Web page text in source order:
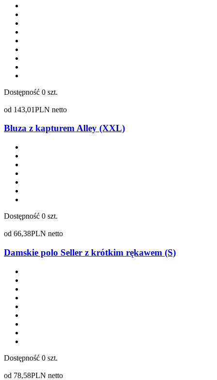
Dostępność 0 szt.
od 143,01PLN netto
Bluza z kapturem Alley (XXL)
Dostępność 0 szt.
od 66,38PLN netto
Damskie polo Seller z krótkim rękawem (S)
Dostępność 0 szt.
od 78,58PLN netto